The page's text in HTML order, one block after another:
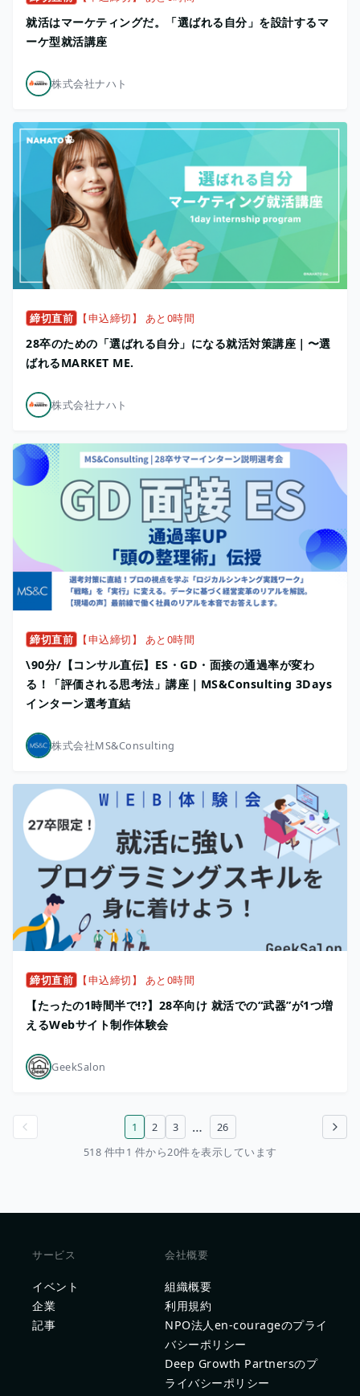
就活はマーケティングだ。「選ばれる自分」を設計するマ
ーケ型就活講座
株式会社ナハト
締切直前 【申込締切】 あと0時間
28卒のための「選ばれる自分」になる就活対策講座｜〜選
ばれるMARKET ME.
株式会社ナハト
締切直前 【申込締切】 あと0時間
\90分/【コンサル直伝】ES・GD・面接の通過率が変わ
る！「評価される思考法」講座｜MS&Consulting 3Days
インターン選考直結
株式会社MS&Consulting
締切直前 【申込締切】 あと0時間
【たったの1時間半で!?】28卒向け 就活での“武器”が1つ増
えるWebサイト制作体験会
GeekSalon
次のページ
1 2 3 …
26
518 件中1 件から20件を表示しています
サービス
イベント
企業
記事
会社概要
組織概要
利用規約
NPO法人en-courageのプライ
バシーポリシー
Deep Growth Partnersのプ
ライバシーポリシー